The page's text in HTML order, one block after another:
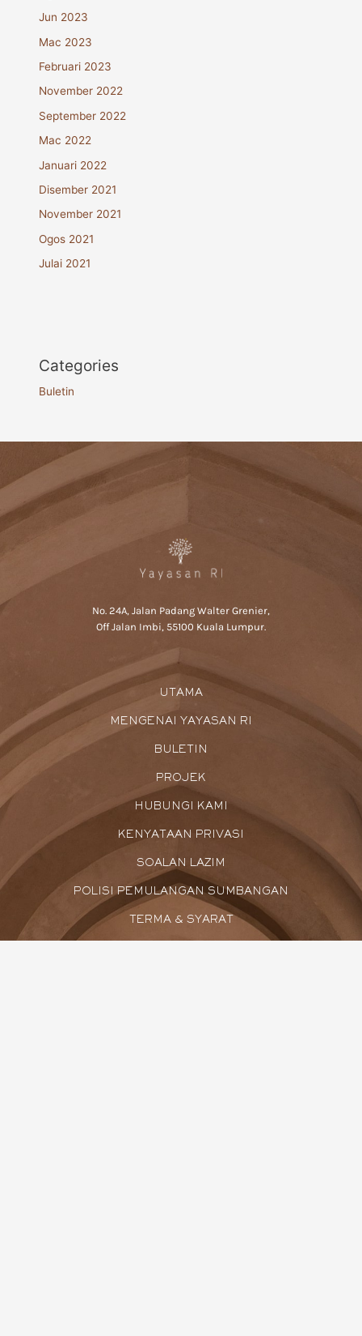
Jun 2023
Mac 2023
Februari 2023
November 2022
September 2022
Mac 2022
Januari 2022
Disember 2021
November 2021
Ogos 2021
Julai 2021
Categories
Buletin
No. 24A, Jalan Padang Walter Grenier,
Off Jalan Imbi, 55100 Kuala Lumpur.
UTAMA
MENGENAI YAYASAN RI
BULETIN
PROJEK
HUBUNGI KAMI
KENYATAAN PRIVASI
SOALAN LAZIM
POLISI PEMULANGAN SUMBANGAN
TERMA & SYARAT